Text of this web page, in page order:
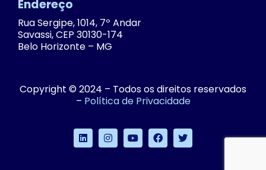
Endereço
Rua Sergipe, 1014, 7º Andar
Savassi, CEP 30130-174
Belo Horizonte – MG
Copyright © 2024 – Todos os direitos reservados
– Política de Privacidade